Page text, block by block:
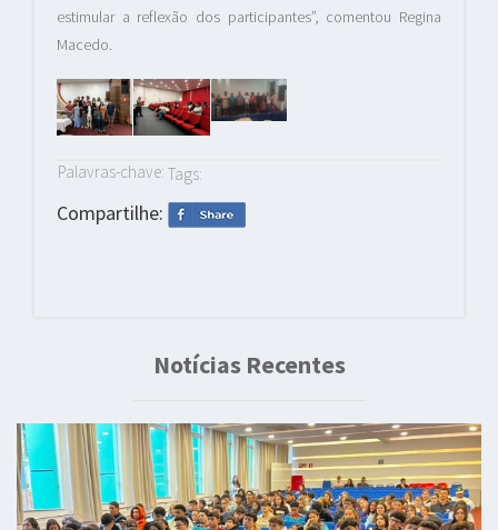
estimular a reflexão dos participantes”, comentou Regina
Macedo.
Palavras-chave: Tags:
Compartilhe:
Notícias Recentes